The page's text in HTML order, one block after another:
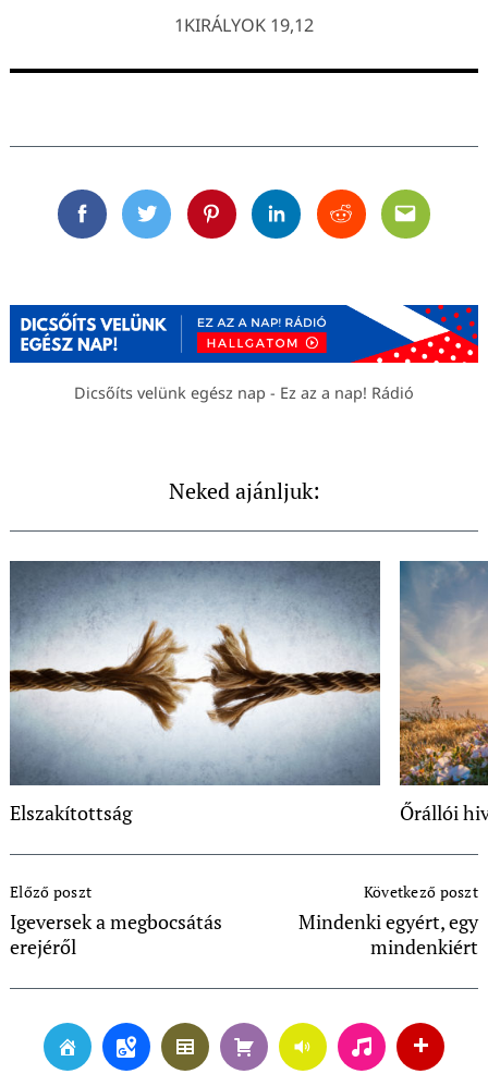
1KIRÁLYOK 19,12
FacebookTwitterPinterestLinkedinRedditEmail
Dicsőíts velünk egész nap - Ez az a nap! Rádió
Neked ajánljuk:
Elszakítottság Őrállói
Navigation
Előző poszt
Igeversek a megbocsátás
erejéről
Következő poszt
Mindenki egyért, egy
mindenkiért